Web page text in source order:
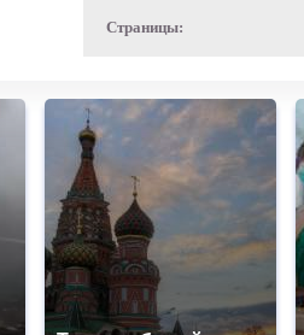
Страницы: